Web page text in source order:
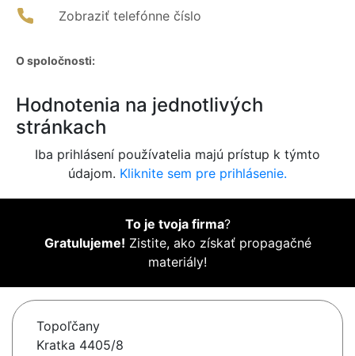
Zobraziť telefónne číslo
O spoločnosti:
Hodnotenia na jednotlivých
stránkach
Iba prihlásení používatelia majú prístup k týmto
údajom. Kliknite sem pre prihlásenie.
To je tvoja firma?
Gratulujeme! Zistite, ako získať propagačné
materiály!
Topoľčany
Kratka 4405/8